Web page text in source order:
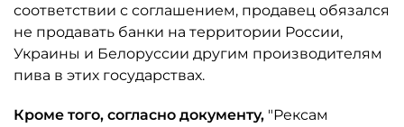
соответствии с соглашением, продавец обязался
не продавать банки на территории России,
Украины и Белоруссии другим производителям
пива в этих государствах.
Кроме того, согласно документу, "Рексам